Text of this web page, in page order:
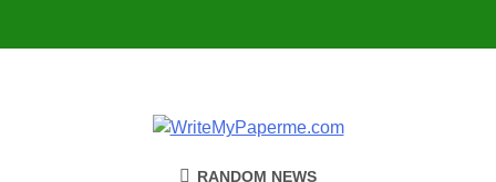
RANDOM NEWS